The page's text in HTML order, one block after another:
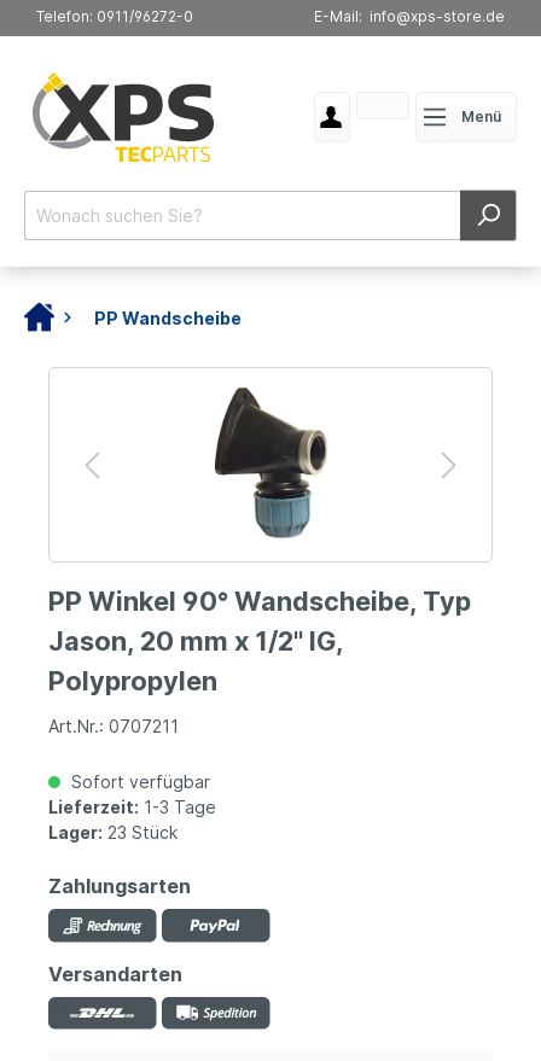
Telefon: 0911/96272-0 E-Mail: info@xps-store.de
Menü
PP Wandscheibe
PP Winkel 90° Wandscheibe, Typ
Jason, 20 mm x 1/2" IG,
Polypropylen
Art.Nr.: 0707211
Sofort verfügbar
Lieferzeit: 1-3 Tage
Lager: 23 Stück
Zahlungsarten
Versandarten